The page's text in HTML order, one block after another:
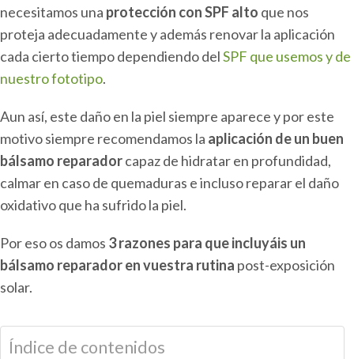
necesitamos una protección con SPF alto que nos
proteja adecuadamente y además renovar la aplicación
cada cierto tiempo dependiendo delSPF que usemos y de
nuestro fototipo.
Aun así, este daño en la piel siempre aparece y por este
motivo siempre recomendamos la aplicación de un buen
bálsamo reparadorcapaz de hidratar en profundidad,
calmar en caso de quemaduras e incluso reparar el daño
oxidativo que ha sufrido la piel.
Por eso os damos 3 razones para que incluyáis un
bálsamo reparador en vuestra rutina post-exposición
solar.
Índice de contenidos